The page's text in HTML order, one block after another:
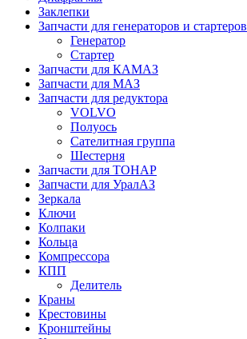
Заклепки
Запчасти для генераторов и стартеров
Генератор
Стартер
Запчасти для КАМАЗ
Запчасти для МАЗ
Запчасти для редуктора
VOLVO
Полуось
Сателитная группа
Шестерня
Запчасти для ТОНАР
Запчасти для УралАЗ
Зеркала
Ключи
Колпаки
Кольца
Компрессора
КПП
Делитель
Краны
Крестовины
Кронштейны